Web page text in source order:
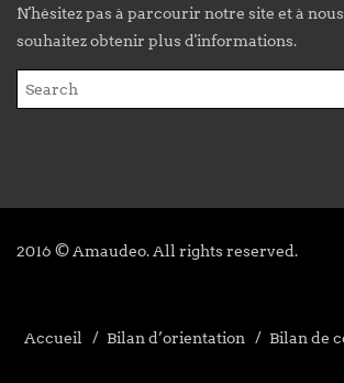
N'hésitez pas à parcourir notre site et à
souhaitez obtenir plus d'informations.
2016 © Amaudeo. All rights reserved.
Accueil Bilan d’orientation Bilan de